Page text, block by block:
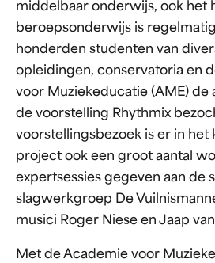
middelbaar onderwijs, ook het
beroepsonderwijs is
honderden studenten van
opleidingen, conservatoria en
voor Muziekeducatie (AME)
de voorstelling Rhythmix
voorstellingsbezoek is er in het
project ook een groot aantal
expertsessies gegeven aan de
slagwerkgroep De
musici Roger Niese en Jaap
Met de Academie voor